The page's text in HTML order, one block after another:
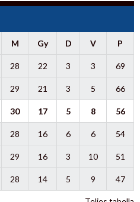
M Gy D V P
28 22 3 3 69
29 21 3 5 66
30 17 5 8 56
28 16 6 6 54
29 16 3 10 51
28 14 5 9 47